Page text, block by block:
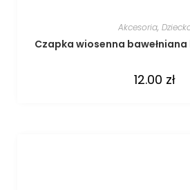
Akcesoria,
Czapka wiosenna
12.00 zł